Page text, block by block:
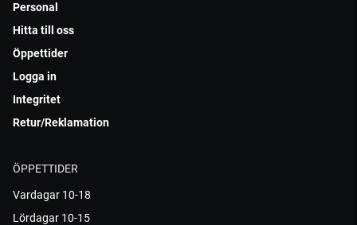
Personal
Hitta till oss
Öppettider
Logga in
Integritet
Retur/Reklamation
ÖPPETTIDER
Vardagar 10-18
Lördagar 10-15